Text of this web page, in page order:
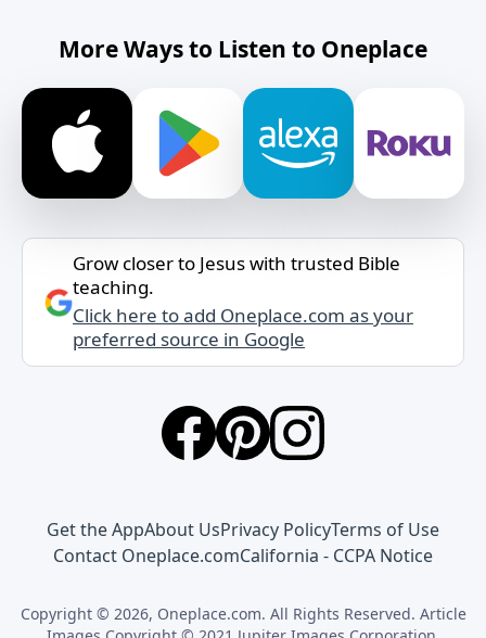
More Ways to Listen to Oneplace
Grow closer to Jesus with trusted Bible
teaching.
Click here to add Oneplace.com as your
preferred source in Google
Get the AppAbout UsPrivacy PolicyTerms of Use
Contact Oneplace.comCalifornia - CCPA Notice
Copyright © 2026, Oneplace.com. All Rights Reserved. Article